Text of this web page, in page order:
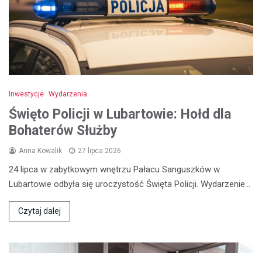
Inwestycje Wydarzenia
Święto Policji w Lubartowie: Hołd dla
Bohaterów Służby
Anna Kowalik 27 lipca 2026
24 lipca w zabytkowym wnętrzu Pałacu Sanguszków w
Lubartowie odbyła się uroczystość Święta Policji. Wydarzenie…
Czytaj dalej